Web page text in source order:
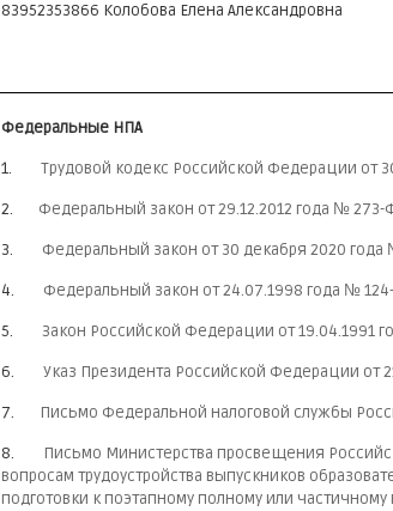
83952353866 Колобова Елена Александровна
Федеральные НПА
1. Трудовой кодекс Российской Федерации от
2. Федеральный закон от 29.12.2012 года №
3. Федеральный закон от 30 декабря 2020
4. Федеральный закон от 24.07.1998 года №
5. Закон Российской Федерации от 19.04.1991
6. Указ Президента Российской Федерации от
7. Письмо Федеральной налоговой службы
8.
Письмо Министерства просвещения
вопросам трудоустройства выпускников
подготовки к поэтапному полному или